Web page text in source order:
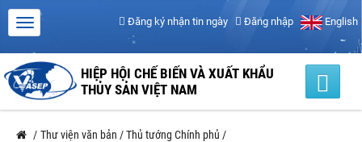
Đăng ký nhận tin ngày Đăng nhập English
HIỆP HỘI CHẾ BIẾN VÀ XUẤT KHẨU
THỦY SẢN VIỆT NAM
/ Thư viện văn bản /Thủ tướng Chính phủ /